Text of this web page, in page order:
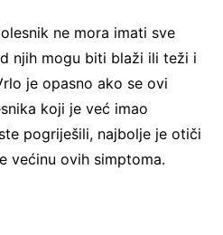
ne mora imati sve
njih mogu biti blaži ili teži i
je opasno ako se ovi
koji je već imao
pogriješili, najbolje je otiči
većinu ovih simptoma.